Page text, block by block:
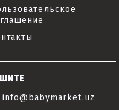
info@babymarket.uz